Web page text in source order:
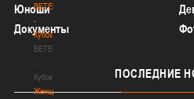
BETERA
-
Кубок
BETERA
-
Кубок
Женщины
Юноши
Документы
ПОСЛЕДНИЕ